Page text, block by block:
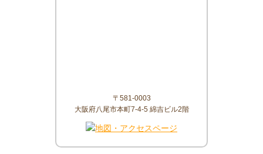
〒581-0003
大阪府八尾市本町7-4-5 綿吉ビル2階